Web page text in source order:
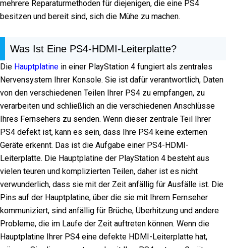
mehrere Reparaturmethoden für diejenigen, die eine PS4
besitzen und bereit sind, sich die Mühe zu machen.
Was Ist Eine PS4-HDMI-Leiterplatte?
Die Hauptplatine in einer PlayStation 4 fungiert als zentrales
Nervensystem Ihrer Konsole. Sie ist dafür verantwortlich, Daten
von den verschiedenen Teilen Ihrer PS4 zu empfangen, zu
verarbeiten und schließlich an die verschiedenen Anschlüsse
Ihres Fernsehers zu senden. Wenn dieser zentrale Teil Ihrer
PS4 defekt ist, kann es sein, dass Ihre PS4 keine externen
Geräte erkennt. Das ist die Aufgabe einer PS4-HDMI-
Leiterplatte. Die Hauptplatine der PlayStation 4 besteht aus
vielen teuren und komplizierten Teilen, daher ist es nicht
verwunderlich, dass sie mit der Zeit anfällig für Ausfälle ist. Die
Pins auf der Hauptplatine, über die sie mit Ihrem Fernseher
kommuniziert, sind anfällig für Brüche, Überhitzung und andere
Probleme, die im Laufe der Zeit auftreten können. Wenn die
Hauptplatine Ihrer PS4 eine defekte HDMI-Leiterplatte hat,